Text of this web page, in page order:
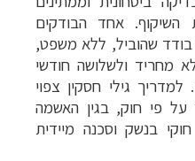
אחד הבודקים
שהוביל, ללא משפט,
מחריד ולשלושה חודשי
גילי חסקין צפוי
פי חוק, בגין האשמה
בנשק וסכנה מיידית